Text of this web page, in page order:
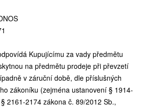
Kupujícímu za vady předmětu
na předmětu prodeje při převzetí
v záruční době, dle příslušných
zákoníku (zejména ustanovení § 1914-
2161-2174 zákona č. 89/2012 Sb.,